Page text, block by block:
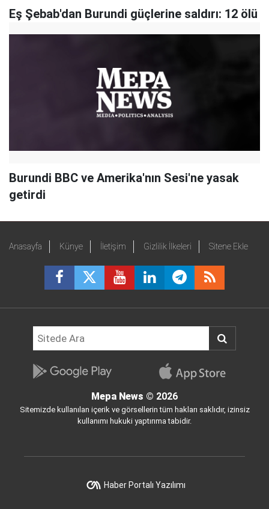
Eş Şebab'dan Burundi güçlerine saldırı: 12 ölü
Burundi BBC ve Amerika'nın Sesi'ne yasak
getirdi
Anasayfa Künye İletişim Gizlilik İlkeleri Sitene Ekle
Mepa News © 2026
Sitemizde kullanılan içerik ve görsellerin tüm hakları saklıdır, izinsiz
kullanımı hukuki yaptırıma tabidir.
Haber Portalı Yazılımı